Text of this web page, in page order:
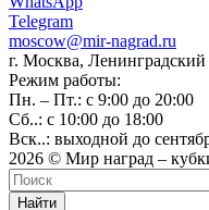
Telegram
moscow@mir-nagrad.ru
г. Москва, Ленинградский
Режим работы:
Пн. – Пт.: с 9:00 до 20:00
Сб..: с 10:00 до 18:00
Вск..: выходной до
2026 © Мир наград –
Найти